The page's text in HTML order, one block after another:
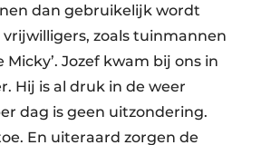
dan gebruikelijk wordt
zoals tuinmannen
Jozef kwam bij ons in
Hij is al druk in de weer
dag is geen uitzondering.
En uiteraard zorgen de